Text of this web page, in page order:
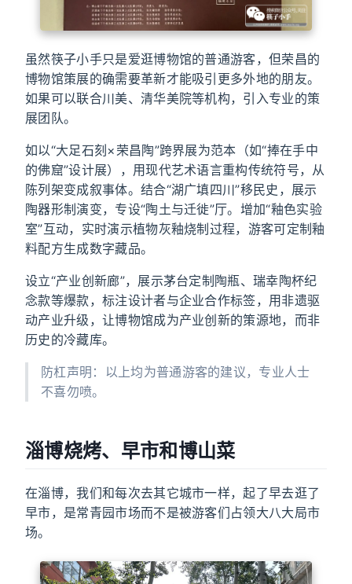
虽然筷子小手只是爱逛博物馆的普通游客，但荣昌的
博物馆策展的确需要革新才能吸引更多外地的朋友。
如果可以联合川美、清华美院等机构，引入专业的策
展团队。
如以“大足石刻×荣昌陶”跨界展为范本（如“捧在手中
的佛窟”设计展），用现代艺术语言重构传统符号，从
陈列架变成叙事体。结合“湖广填四川”移民史，展示
陶器形制演变，专设“陶土与迁徙”厅。增加“釉色实验
室”互动，实时演示植物灰釉烧制过程，游客可定制釉
料配方生成数字藏品。
设立“产业创新廊”，展示茅台定制陶瓶、瑞幸陶杯纪
念款等爆款，标注设计者与企业合作标签，用非遗驱
动产业升级，让博物馆成为产业创新的策源地，而非
历史的冷藏库。
防杠声明：以上均为普通游客的建议，专业人士
不喜勿喷。
淄博烧烤、早市和博山菜
在淄博，我们和每次去其它城市一样，起了早去逛了
早市，是常青园市场而不是被游客们占领大八大局市
场。